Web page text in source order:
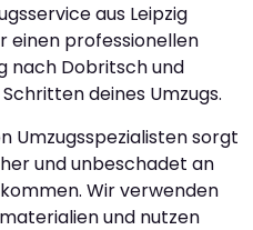
aus Leipzig
einen professionellen
nach Dobritsch und
deines Umzugs.
Umzugsspezialisten sorgt
und unbeschadet an
Wir verwenden
und nutzen